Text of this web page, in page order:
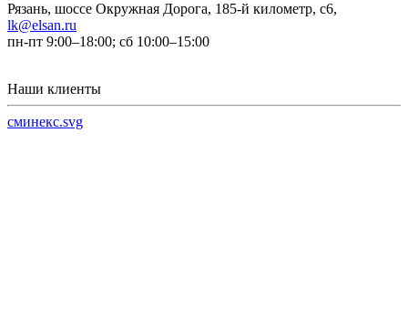
Рязань, шоссе Окружная Дорога, 185-й километр, с6,
lk@elsan.ru
пн-пт 9:00–18:00; сб 10:00–15:00
Наши клиенты
сминекс.svg